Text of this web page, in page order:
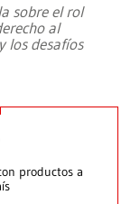
sobre el rol
al
los desafíos
productos a